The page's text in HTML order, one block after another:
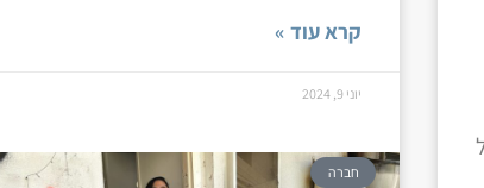
קרא עוד »
יוני 9, 2024
חברה